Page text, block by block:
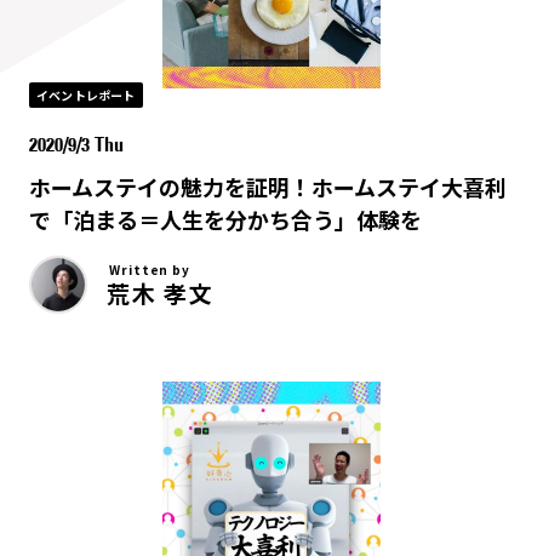
イベントレポート
2020/9/3 Thu
ホームステイの魅力を証明！ホームステイ大喜利
で「泊まる＝人生を分かち合う」体験を
Written by
荒木 孝文